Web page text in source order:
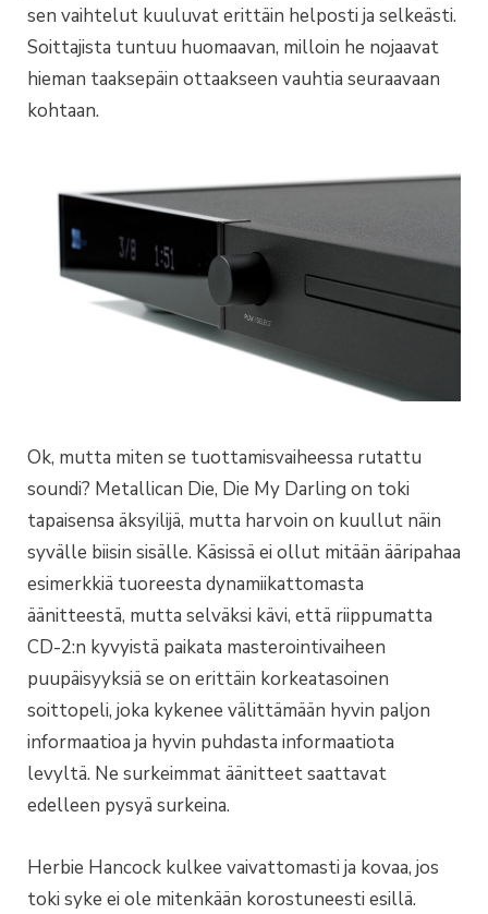
sen vaihtelut kuuluvat erittäin helposti ja selkeästi.
Soittajista tuntuu huomaavan, milloin he nojaavat
hieman taaksepäin ottaakseen vauhtia seuraavaan
kohtaan.
Ok, mutta miten se tuottamisvaiheessa rutattu
soundi? Metallican Die, Die My Darling on toki
tapaisensa äksyilijä, mutta harvoin on kuullut näin
syvälle biisin sisälle. Käsissä ei ollut mitään ääripahaa
esimerkkiä tuoreesta dynamiikattomasta
äänitteestä, mutta selväksi kävi, että riippumatta
CD-2:n kyvyistä paikata masterointivaiheen
puupäisyyksiä se on erittäin korkeatasoinen
soittopeli, joka kykenee välittämään hyvin paljon
informaatioa ja hyvin puhdasta informaatiota
levyltä. Ne surkeimmat äänitteet saattavat
edelleen pysyä surkeina.
Herbie Hancock kulkee vaivattomasti ja kovaa, jos
toki syke ei ole mitenkään korostuneesti esillä.